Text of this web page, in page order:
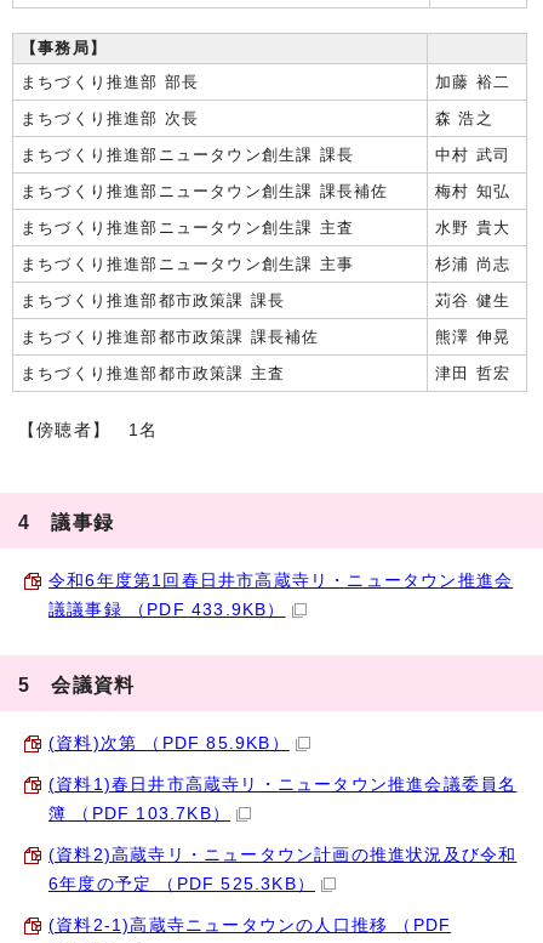
【事務局】
まちづくり推進部 部長
加藤 裕二
まちづくり推進部 次長
森 浩之
まちづくり推進部ニュータウン創生課 課長
中村 武司
まちづくり推進部ニュータウン創生課 課長補佐
梅村 知弘
まちづくり推進部ニュータウン創生課 主査
水野 貴大
まちづくり推進部ニュータウン創生課 主事
杉浦 尚志
まちづくり推進部都市政策課 課長
苅谷 健生
まちづくり推進部都市政策課 課長補佐
熊澤 伸晃
まちづくり推進部都市政策課 主査
津田 哲宏
【傍聴者】 1名
4 議事録
令和6年度第1回春日井市高蔵寺リ・ニュータウン推進会
議議事録 （PDF 433.9KB）
5 会議資料
(資料)次第 （PDF 85.9KB）
(資料1)春日井市高蔵寺リ・ニュータウン推進会議委員名
簿 （PDF 103.7KB）
(資料2)高蔵寺リ・ニュータウン計画の推進状況及び令和
6年度の予定 （PDF 525.3KB）
(資料2-1)高蔵寺ニュータウンの人口推移 （PDF